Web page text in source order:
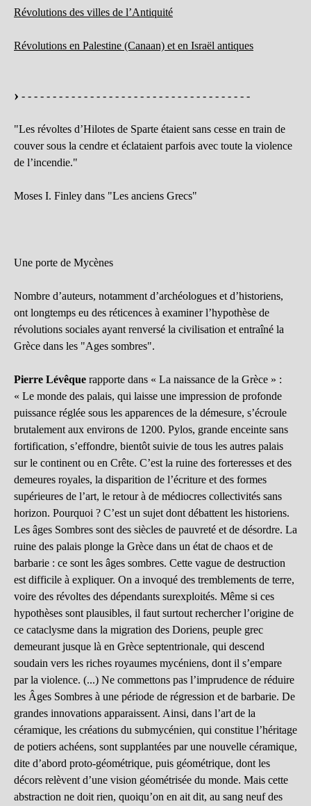
Révolutions des villes de l’Antiquité
Révolutions en Palestine (Canaan) et en Israël antiques
- - - - - - - - - - - - - - - - - - - - - - - - - - - - - - - - - - - - -
"Les révoltes d’Hilotes de Sparte étaient sans cesse en train de
couver sous la cendre et éclataient parfois avec toute la violence
de l’incendie."
Moses I. Finley dans "Les anciens Grecs"
Une porte de Mycènes
Nombre d’auteurs, notamment d’archéologues et d’historiens,
ont longtemps eu des réticences à examiner l’hypothèse de
révolutions sociales ayant renversé la civilisation et entraîné la
Grèce dans les "Ages sombres".
Pierre Lévêque rapporte dans « La naissance de la Grèce » :
« Le monde des palais, qui laisse une impression de profonde
puissance réglée sous les apparences de la démesure, s’écroule
brutalement aux environs de 1200. Pylos, grande enceinte sans
fortification, s’effondre, bientôt suivie de tous les autres palais
sur le continent ou en Crête. C’est la ruine des forteresses et des
demeures royales, la disparition de l’écriture et des formes
supérieures de l’art, le retour à de médiocres collectivités sans
horizon. Pourquoi ? C’est un sujet dont débattent les historiens.
Les âges Sombres sont des siècles de pauvreté et de désordre. La
ruine des palais plonge la Grèce dans un état de chaos et de
barbarie : ce sont les âges sombres. Cette vague de destruction
est difficile à expliquer. On a invoqué des tremblements de terre,
voire des révoltes des dépendants surexploités. Même si ces
hypothèses sont plausibles, il faut surtout rechercher l’origine de
ce cataclysme dans la migration des Doriens, peuple grec
demeurant jusque là en Grèce septentrionale, qui descend
soudain vers les riches royaumes mycéniens, dont il s’empare
par la violence. (...) Ne commettons pas l’imprudence de réduire
les Âges Sombres à une période de régression et de barbarie. De
grandes innovations apparaissent. Ainsi, dans l’art de la
céramique, les créations du submycénien, qui constitue l’héritage
de potiers achéens, sont supplantées par une nouvelle céramique,
dite d’abord proto-géométrique, puis géométrique, dont les
décors relèvent d’une vision géométrisée du monde. Mais cette
abstraction ne doit rien, quoiqu’on en ait dit, au sang neuf des